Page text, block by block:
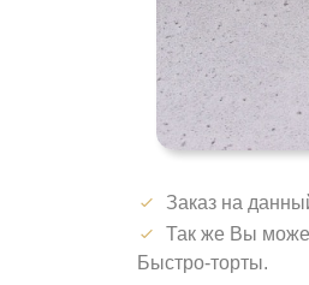
Заказ на
Так же Вы
Быстро-торты.